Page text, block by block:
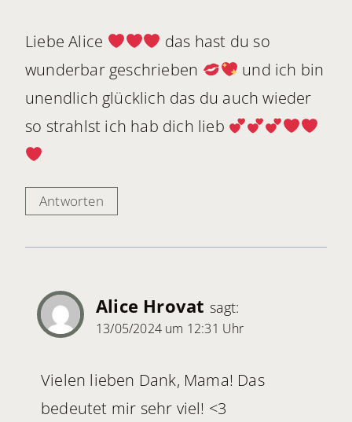
Liebe Alice
das hast du so
wunderbar geschrieben
und ich bin
unendlich glücklich das du auch wieder
so strahlst ich hab dich lieb
Antworten
Alice Hrovat sagt:
13/05/2024 um 12:31 Uhr
Vielen lieben Dank, Mama! Das
bedeutet mir sehr viel! <3